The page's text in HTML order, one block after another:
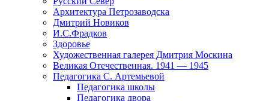
Архитектура Петрозаводска
Дмитрий Новиков
И.С.Фрадков
Здоровье
Художественная галерея Дмитрия Москина
Великая Отечественная. 1941 — 1945
Педагогика С. Артемьевой
Педагогика школы
Педагогика двора